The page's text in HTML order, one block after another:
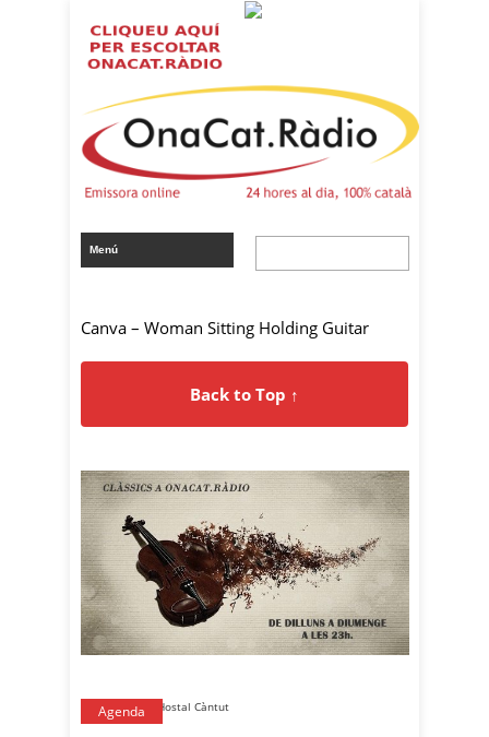
Canva – Woman Sitting Holding Guitar
Back to Top ↑
Agenda